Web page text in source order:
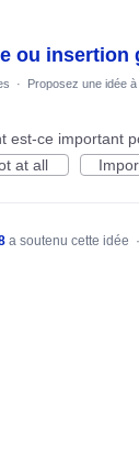
ou insertion
· Proposez une idée
est-ce important
at all
a soutenu cette idée ·